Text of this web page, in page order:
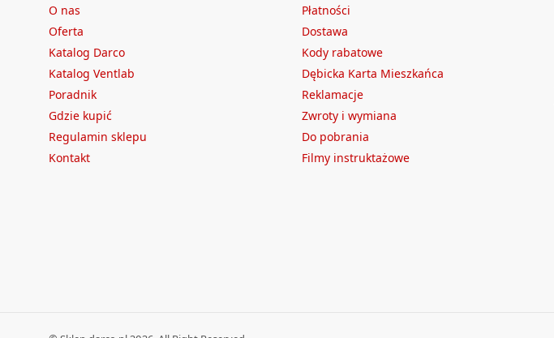
O nas
Oferta
Katalog Darco
Katalog Ventlab
Poradnik
Gdzie kupić
Regulamin sklepu
Kontakt
Płatności
Dostawa
Kody rabatowe
Dębicka Karta Mieszkańca
Reklamacje
Zwroty i wymiana
Do pobrania
Filmy instruktażowe